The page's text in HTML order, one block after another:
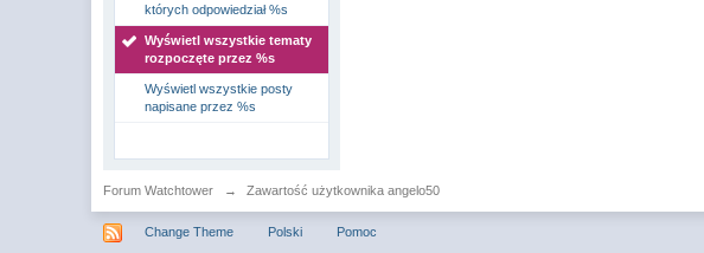
których odpowiedział %s
Wyświetl wszystkie tematy
rozpoczęte przez %s
Wyświetl wszystkie posty
napisane przez %s
Forum Watchtower → Zawartość użytkownika angelo50
Change Theme Polski Pomoc